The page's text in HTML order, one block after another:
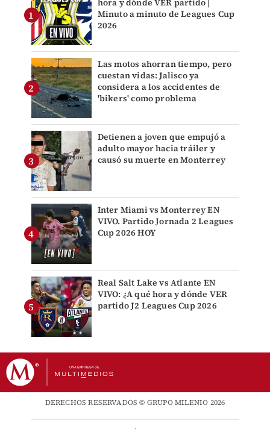
Minuto a minuto de Leagues Cup
2026
Las motos ahorran tiempo, pero
cuestan vidas: Jalisco ya
considera a los accidentes de
'bikers' como problema
Detienen a joven que empujó a
adulto mayor hacia tráiler y
causó su muerte en Monterrey
Inter Miami vs Monterrey EN
VIVO. Partido Jornada 2 Leagues
Cup 2026 HOY
Real Salt Lake vs Atlante EN
VIVO: ¿A qué hora y dónde VER
partido J2 Leagues Cup 2026
DERECHOS RESERVADOS © GRUPO MILENIO 2026